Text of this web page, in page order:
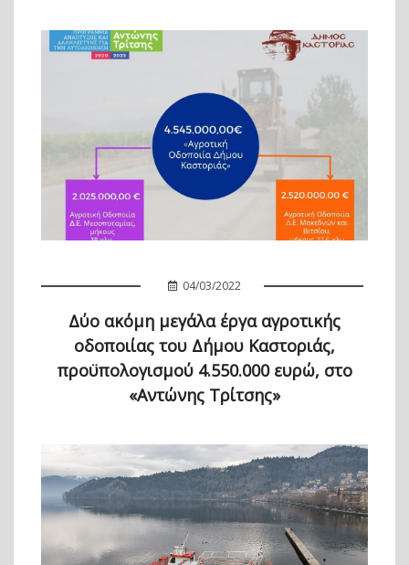
04/03/2022
Δύο ακόμη μεγάλα έργα αγροτικής
οδοποιίας του Δήμου Καστοριάς,
προϋπολογισμού 4.550.000 ευρώ, στο
«Αντώνης Τρίτσης»